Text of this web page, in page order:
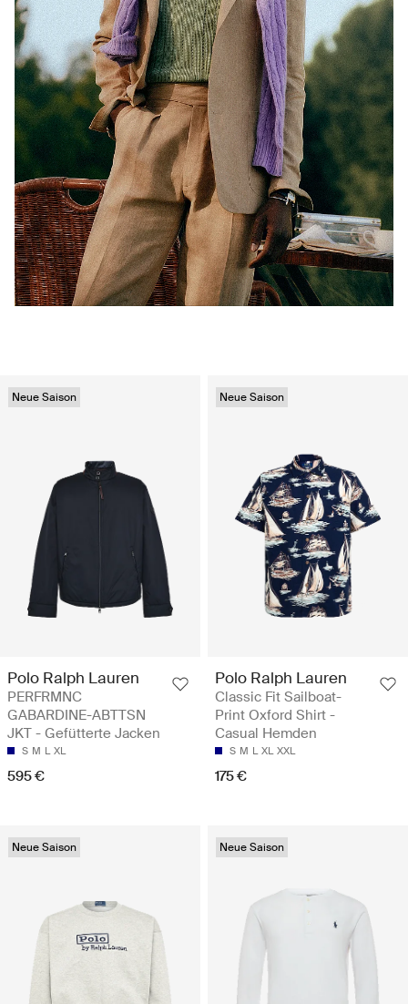
Neue Saison
Polo Ralph Lauren
PERFRMNC
GABARDINE-ABTTSN
JKT - Gefütterte Jacken
S M L XL
595 €
Neue Saison
Polo Ralph Lauren
Classic Fit Sailboat-
Print Oxford Shirt -
Casual Hemden
S M L XL XXL
175 €
Neue Saison Neue Saison